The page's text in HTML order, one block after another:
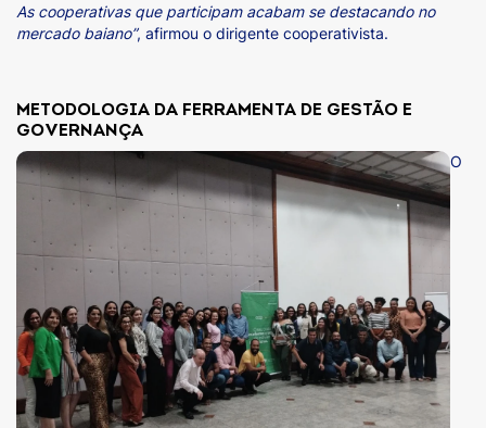
As cooperativas que participam acabam se destacando no
mercado baiano”, afirmou o dirigente cooperativista.
METODOLOGIA DA FERRAMENTA DE GESTÃO E
GOVERNANÇA
O